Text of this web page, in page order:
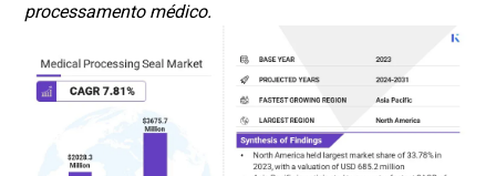
processamento médico.